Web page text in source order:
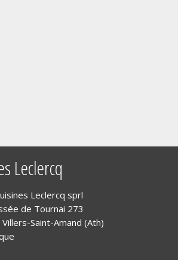
Leclercq
Leclercq sprl
de Tournai 273
Saint-Amand (Ath)